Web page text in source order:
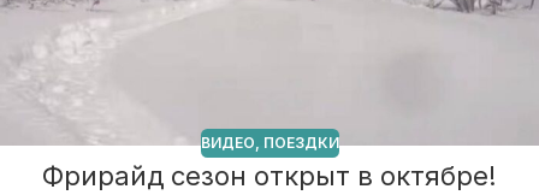
ВИДЕО, ПОЕЗДКИ
Фрирайд сезон открыт в октябре!